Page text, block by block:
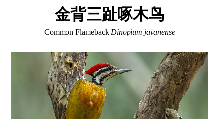
金背三趾啄木鸟
Common Flameback Dinopium javanense